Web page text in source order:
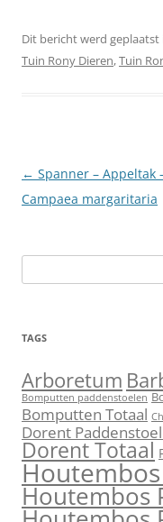
Dit bericht werd geplaatst
Tuin Rony Dieren,Tuin
Berichtnavigatie
← Spanner – Appeltak
Campaea margaritaria
naar:
TAGS
Arboretum
Bomputten paddenstoelen
Bomputten Totaal
Dorent
Dorent Totaal
Houtembos